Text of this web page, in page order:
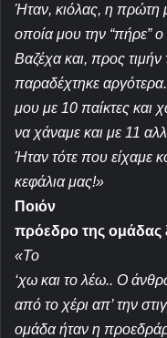
Ήταν, κιόλας, η πρώτη
οποία μου την “πήρε”
Βαζέχα και, προς τιμήν
παραδέχτηκε
μου με 10 παίκτες και
να χάναμε και με 11
Ήταν τότε που είχαμε
κεφάλια μας!»
Ποιόν
πρόεδρο της ομάδας
«Το
‘χω και το λέω.. Ο
από το χέρι απ’ την
ομάδα ήταν η